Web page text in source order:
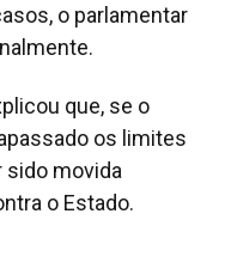
o parlamentar
que, se o
os limites
sido movida
o Estado.